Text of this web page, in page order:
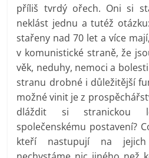
příliš tvrdý ořech. Oni si
neklást jednu a tutéž
stařeny nad 70 let a více
v komunistické straně, že
věk, neduhy, nemoci a
stranu drobné i důležitější
možné vinit je z
dláždit si stranickou
společenskému postavení?
kteří nastupují na